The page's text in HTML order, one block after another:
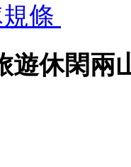
條
遊休閑兩